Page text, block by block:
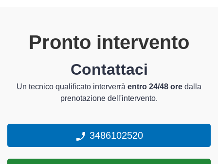
Pronto intervento
Contattaci
Un tecnico qualificato interverrà entro 24/48 ore dalla
prenotazione dell'intervento.
3486102520